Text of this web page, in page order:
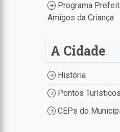
Programa
Amigos da Criança
A Cidade
História
Pontos Turísticos
CEPs do